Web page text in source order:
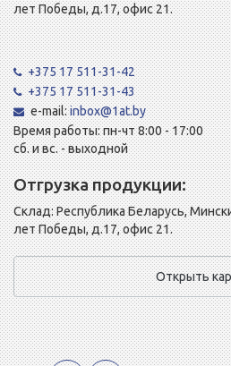
лет Победы, д.17, офис 21.
+375 17 511-31-42
+375 17 511-31-43
e-mail:inbox@1at.by
Время работы: пн-чт 8:00 - 17:00
сб. и вс. - выходной
Отгрузка продукции:
Склад: Республика Беларусь,
лет Победы, д.17, офис 21.
Открыть